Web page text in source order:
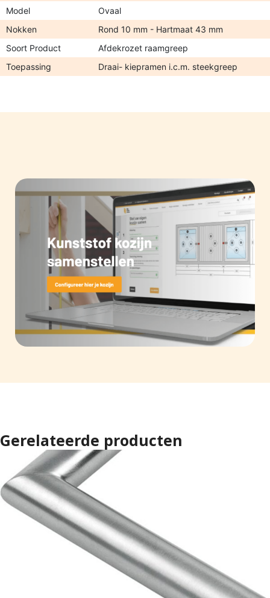
Model
Ovaal
Nokken
Rond 10 mm - Hartmaat 43 mm
Soort Product
Afdekrozet raamgreep
Toepassing
Draai- kiepramen i.c.m. steekgreep
Gerelateerde producten